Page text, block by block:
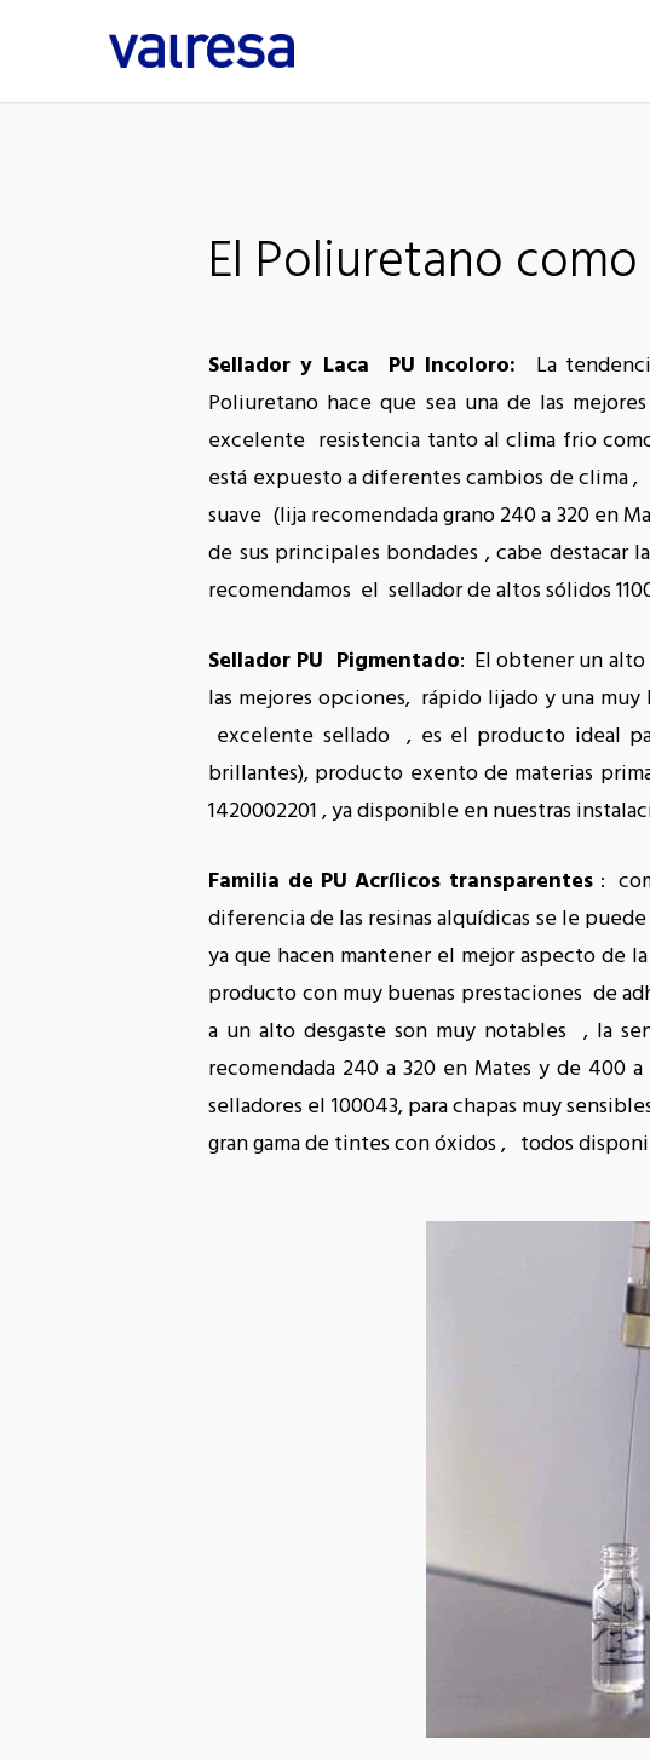
main
El Poliuretano
Sellador y Laca PU Incoloro: La
Poliuretano hace que sea una de las
excelente resistencia tanto al clima frio
está expuesto a diferentes cambios de clima
suave (lija recomendada grano 240 a 320 en
de sus principales bondades , cabe
recomendamos el sellador de altos sólidos
Sellador PU Pigmentado: El obtener un alto
las mejores opciones, rápido lijado y una
excelente sellado , es el producto ideal
brillantes), producto exento de materias
1420002201 , ya disponible en nuestras
Familia de PU Acrílicos transparentes :
diferencia de las resinas alquídicas se le
ya que hacen mantener el mejor aspecto de
producto con muy buenas prestaciones de
a un alto desgaste son muy notables , la
recomendada 240 a 320 en Mates y de 400
selladores el 100043, para chapas muy
gran gama de tintes con óxidos , todos